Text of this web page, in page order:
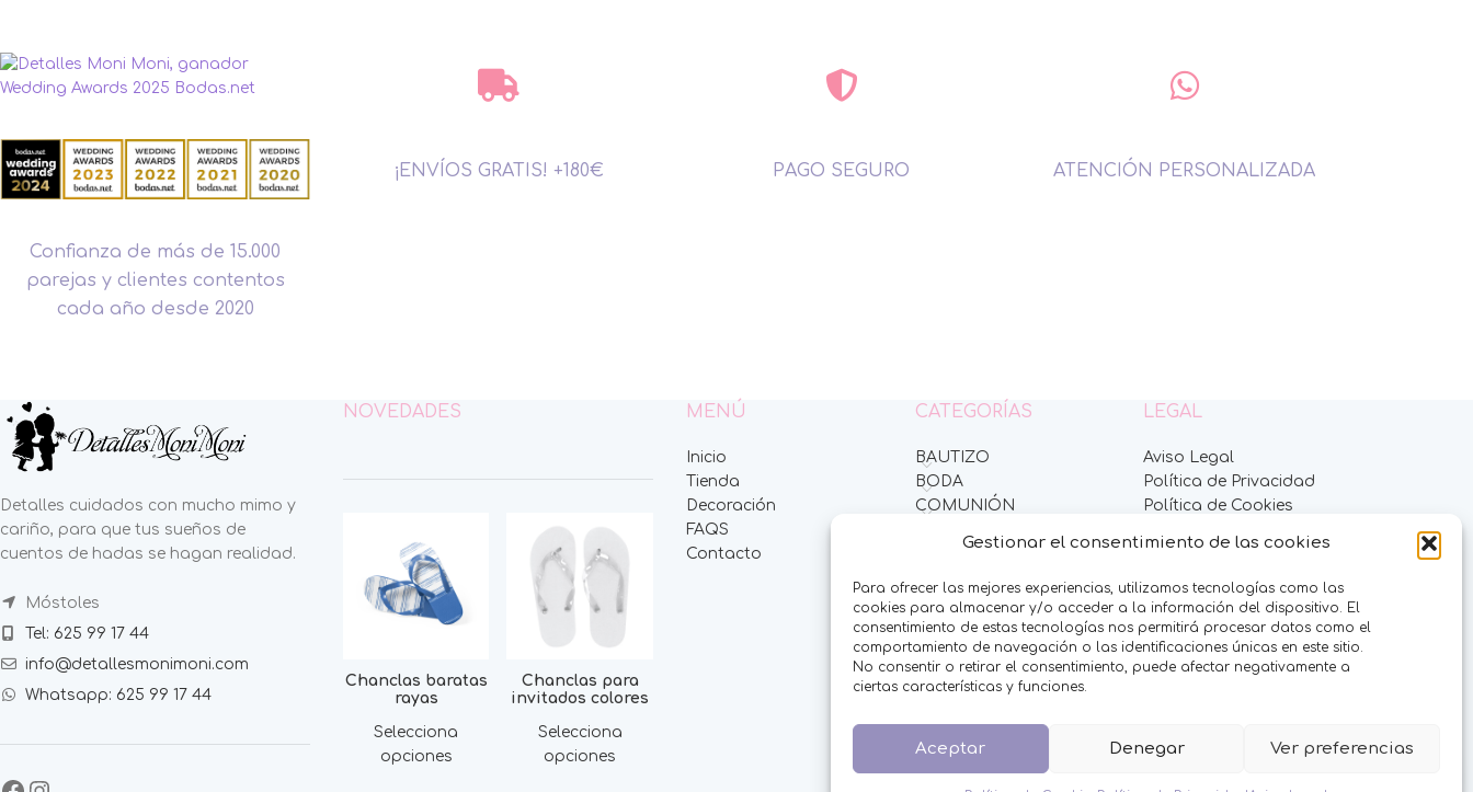
Gestionar el consentimiento de las cookies
Para ofrecer las mejores experiencias, utilizamos tecnologías como las
cookies para almacenar y/o acceder a la información del dispositivo. El
consentimiento de estas tecnologías nos permitirá procesar datos como el
comportamiento de navegación o las identificaciones únicas en este sitio.
No consentir o retirar el consentimiento, puede afectar negativamente a
ciertas características y funciones.
Aceptar Denegar Ver preferencias
Confianza de más de 15.000
parejas y clientes contentos
cada año desde 2020
¡ENVÍOS GRATIS! +180€ PAGO SEGURO ATENCIÓN PERSONALIZADA
Detalles cuidados con mucho mimo y
cariño, para que tus sueños de
cuentos de hadas se hagan realidad.
Móstoles
Tel: 625 99 17 44
info@detallesmonimoni.com
Whatsapp: 625 99 17 44
NOVEDADES
Chanclas baratas
rayas
Selecciona
opciones
Chanclas para
invitados colores
Selecciona
opciones
MENÚ
Inicio
Tienda
Decoración
FAQS
Contacto
CATEGORÍAS
BAUTIZO
BODA
COMUNIÓN
MINIPERFUMES
MUJERES
NIÑOS
NOVEDADES
OFERTAS
OTROS EVENTOS
THE FRUIT COMPANY
LEGAL
Aviso Legal
Política de Privacidad
Política de Cookies